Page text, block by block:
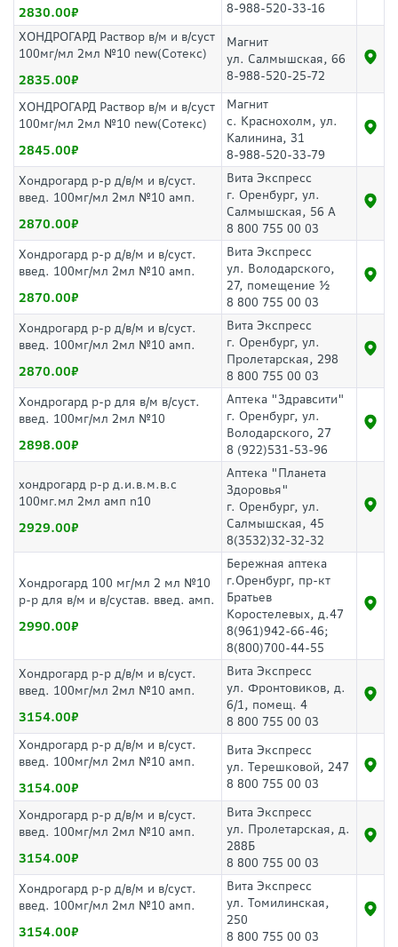
2830.00
8-988-520-33-16
ХОНДРОГАРД Раствор в/м и в/суст
100мг/мл 2мл №10 new(Сотекс)
2835.00
Магнит
ул. Салмышская, 66
8-988-520-25-72
ХОНДРОГАРД Раствор в/м и в/суст
100мг/мл 2мл №10 new(Сотекс)
2845.00
Магнит
с. Краснохолм, ул.
Калинина, 31
8-988-520-33-79
Хондрогард р-р д/в/м и в/суст.
введ. 100мг/мл 2мл №10 амп.
2870.00
Вита Экспресс
г. Оренбург, ул.
Салмышская, 56 А
8 800 755 00 03
Хондрогард р-р д/в/м и в/суст.
введ. 100мг/мл 2мл №10 амп.
2870.00
Вита Экспресс
ул. Володарского,
27, помещение ½
8 800 755 00 03
Хондрогард р-р д/в/м и в/суст.
введ. 100мг/мл 2мл №10 амп.
2870.00
Вита Экспресс
г. Оренбург, ул.
Пролетарская, 298
8 800 755 00 03
Хондрогард р-р для в/м в/суст.
введ. 100мг/мл 2мл №10
2898.00
Аптека "Здравсити"
г. Оренбург, ул.
Володарского, 27
8 (922)531-53-96
хондрогард р-р д.и.в.м.в.с
100мг.мл 2мл амп n10
2929.00
Аптека "Планета
Здоровья"
г. Оренбург, ул.
Салмышская, 45
8(3532)32-32-32
Хондрогард 100 мг/мл 2 мл №10
р-р для в/м и в/сустав. введ. амп.
2990.00
Бережная аптека
г.Оренбург, пр-кт
Братьев
Коростелевых, д.47
8(961)942-66-46;
8(800)700-44-55
Хондрогард р-р д/в/м и в/суст.
введ. 100мг/мл 2мл №10 амп.
3154.00
Вита Экспресс
ул. Фронтовиков, д.
6/1, помещ. 4
8 800 755 00 03
Хондрогард р-р д/в/м и в/суст.
введ. 100мг/мл 2мл №10 амп.
3154.00
Вита Экспресс
ул. Терешковой, 247
8 800 755 00 03
Хондрогард р-р д/в/м и в/суст.
введ. 100мг/мл 2мл №10 амп.
3154.00
Вита Экспресс
ул. Пролетарская, д.
288Б
8 800 755 00 03
Хондрогард р-р д/в/м и в/суст.
введ. 100мг/мл 2мл №10 амп.
3154.00
Вита Экспресс
ул. Томилинская,
250
8 800 755 00 03